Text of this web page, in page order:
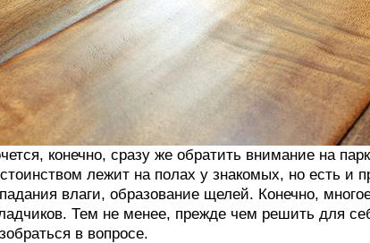
конечно, сразу же обратить внимание на
лежит на полах у знакомых, но есть и
влаги, образование щелей. Конечно,
Тем не менее, прежде чем решить для
в вопросе.